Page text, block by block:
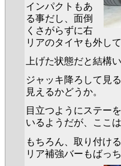
インパクトもあ
る事だし、面倒
くさがらずに右
リアのタイヤも外して
上げた状態だと結構
ジャッキ降ろして見
見えるかどうか。
目立つようにステー
いるようだが、ここ
もちろん、取り付け
リア補強バーもばっち